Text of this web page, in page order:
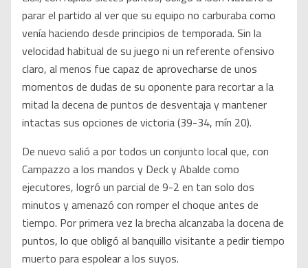
parar el partido al ver que su equipo no carburaba como
venía haciendo desde principios de temporada. Sin la
velocidad habitual de su juego ni un referente ofensivo
claro, al menos fue capaz de aprovecharse de unos
momentos de dudas de su oponente para recortar a la
mitad la decena de puntos de desventaja y mantener
intactas sus opciones de victoria (39-34, mín 20).
De nuevo salió a por todos un conjunto local que, con
Campazzo a los mandos y Deck y Abalde como
ejecutores, logró un parcial de 9-2 en tan solo dos
minutos y amenazó con romper el choque antes de
tiempo. Por primera vez la brecha alcanzaba la docena de
puntos, lo que obligó al banquillo visitante a pedir tiempo
muerto para espolear a los suyos.